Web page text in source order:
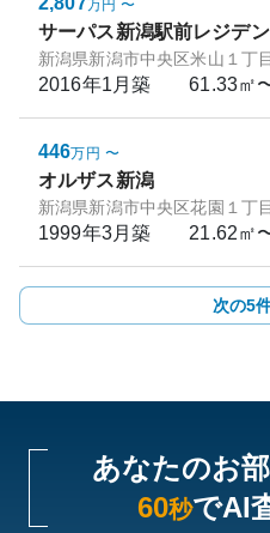
万円 〜
サーパス新潟駅前レジデ
新潟県新潟市中央区米山１丁
2016年1月築 61.33㎡
446万円 〜
オルザス新潟
新潟県新潟市中央区花園１丁
1999年3月築 21.62㎡
次の5
あなたのお
60秒でAI